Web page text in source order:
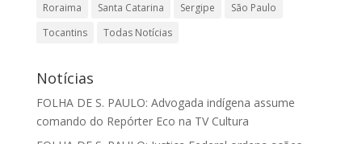
Roraima
Santa Catarina Sergipe
São Paulo
Tocantins
Todas Notícias
Notícias
FOLHA DE S. PAULO: Advogada indígena assume
comando do Repórter Eco na TV Cultura